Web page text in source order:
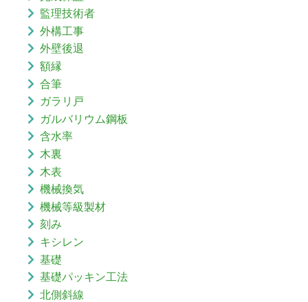
監理技術者
外構工事
外壁後退
額縁
合筆
ガラリ戸
ガルバリウム鋼板
含水率
木裏
木表
機械換気
機械等級製材
刻み
キシレン
基礎
基礎パッキン工法
北側斜線